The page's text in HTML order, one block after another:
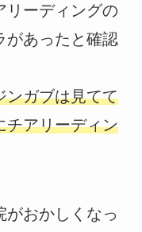
リーディングの
があったと確認
ンガブは見てて
チアリーディン
がおかしくなっ